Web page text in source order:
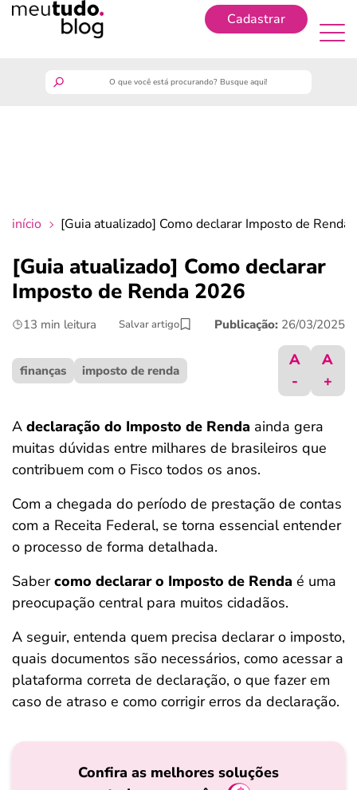
Cadastrar
crédito fácil
últimas notícias
ferramentas
início [Guia atualizado] Como declarar Imposto de Renda
[Guia atualizado] Como declarar
Imposto de Renda 2026
13 min leitura Salvar artigo Publicação: 26/03/2025
finanças imposto de renda
A
-
A
+
A declaração do Imposto de Renda ainda gera
muitas dúvidas entre milhares de brasileiros que
contribuem com o Fisco todos os anos.
Com a chegada do período de prestação de contas
com a Receita Federal, se torna essencial entender
o processo de forma detalhada.
Sabercomo declarar o Imposto de Renda é uma
preocupação central para muitos cidadãos.
A seguir, entenda quem precisa declarar o imposto,
quais documentos são necessários, como acessar a
plataforma correta de declaração, o que fazer em
caso de atraso e como corrigir erros da declaração.
Confira as melhores soluções